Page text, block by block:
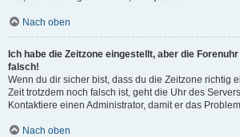
Nach oben
Ich habe die Zeitzone eingestellt, aber die
falsch!
Wenn du dir sicher bist, dass du die Zeitzone richtig
Zeit trotzdem noch falsch ist, geht die Uhr des
Kontaktiere einen Administrator, damit er das
Nach oben